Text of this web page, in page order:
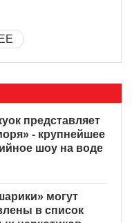
представляет
- крупнейшее
шоу на воде
могут
в список